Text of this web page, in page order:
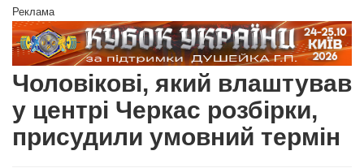
Реклама
Чоловікові, який влаштував
у центрі Черкас розбірки,
присудили умовний термін